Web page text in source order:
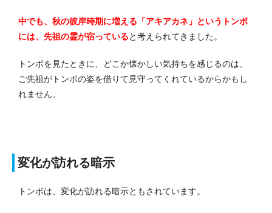
中でも、秋の彼岸時期に増える「アキアカネ」というトンボ
には、先祖の霊が宿っていると考えられてきました。
トンボを見たときに、どこか懐かしい気持ちを感じるのは、
ご先祖がトンボの姿を借りて見守ってくれているからかもし
れません。
変化が訪れる暗示
トンボは、変化が訪れる暗示ともされています。